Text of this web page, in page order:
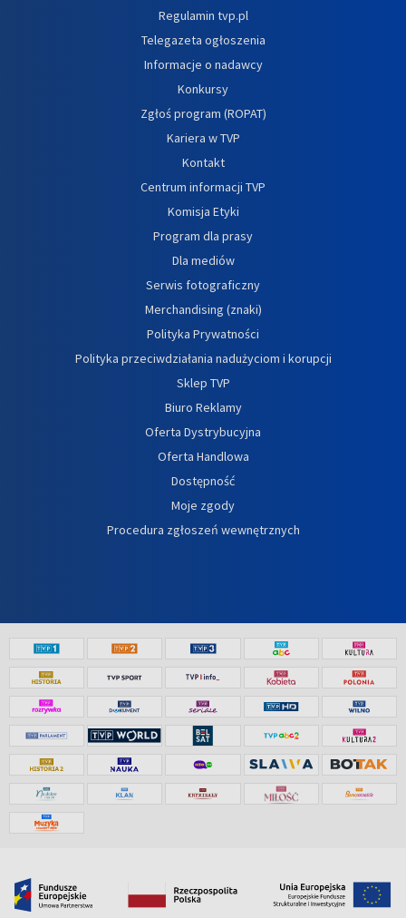
Regulamin tvp.pl
Telegazeta ogłoszenia
Informacje o nadawcy
Konkursy
Zgłoś program (ROPAT)
Kariera w TVP
Kontakt
Centrum informacji TVP
Komisja Etyki
Program dla prasy
Dla mediów
Serwis fotograficzny
Merchandising (znaki)
Polityka Prywatności
Polityka przeciwdziałania nadużyciom i korupcji
Sklep TVP
Biuro Reklamy
Oferta Dystrybucyjna
Oferta Handlowa
Dostępność
Moje zgody
Procedura zgłoszeń wewnętrznych